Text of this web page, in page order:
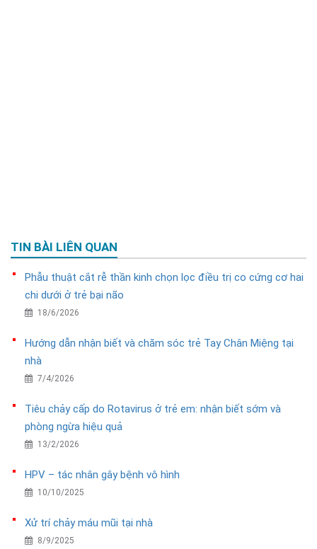
TIN BÀI LIÊN QUAN
Phẫu thuật cắt rễ thần kinh chọn lọc điều trị co cứng cơ hai
chi dưới ở trẻ bại não
18/6/2026
Hướng dẫn nhận biết và chăm sóc trẻ Tay Chân Miệng tại
nhà
7/4/2026
Tiêu chảy cấp do Rotavirus ở trẻ em: nhận biết sớm và
phòng ngừa hiệu quả
13/2/2026
HPV – tác nhân gây bệnh vô hình
10/10/2025
Xử trí chảy máu mũi tại nhà
8/9/2025